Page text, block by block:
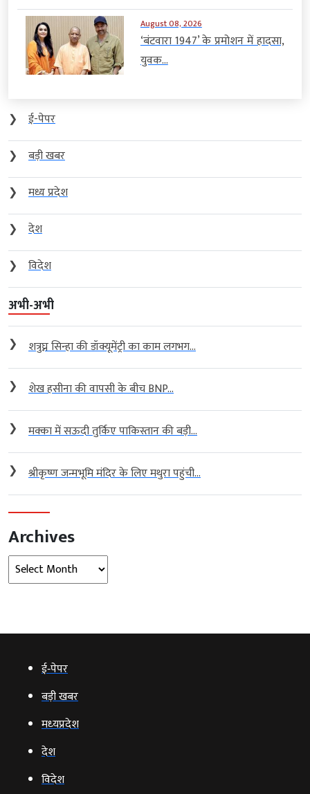
August 08, 2026
‘बंटवारा 1947’ के प्रमोशन में हादसा,
युवक...
❯
ई-पेपर
❯
बड़ी खबर
❯
मध्य प्रदेश
❯
देश
❯
विदेश
अभी-अभी
❯ शत्रुघ्न सिन्हा की डॉक्यूमेंट्री का काम लगभग...
❯ शेख हसीना की वापसी के बीच BNP...
❯ मक्का में सऊदी तुर्किए पाकिस्तान की बड़ी...
❯ श्रीकृष्ण जन्मभूमि मंदिर के लिए मथुरा पहुंची...
Archives
Archives
ई‑पेपर
बड़ी खबर
मध्‍यप्रदेश
देश
विदेश